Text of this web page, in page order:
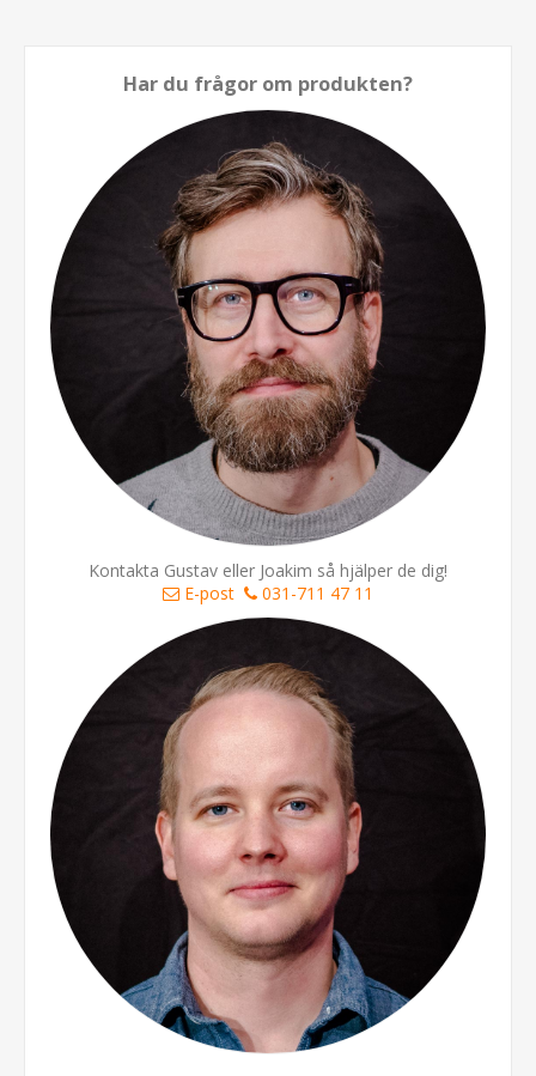
Har du frågor om produkten?
Kontakta Gustav eller Joakim så hjälper de dig!
E-post
031-711 47 11